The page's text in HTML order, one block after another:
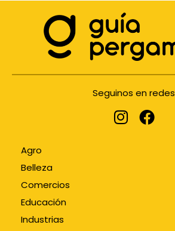
Seguinos en redes
Agro
Belleza
Comercios
Educación
Industrias